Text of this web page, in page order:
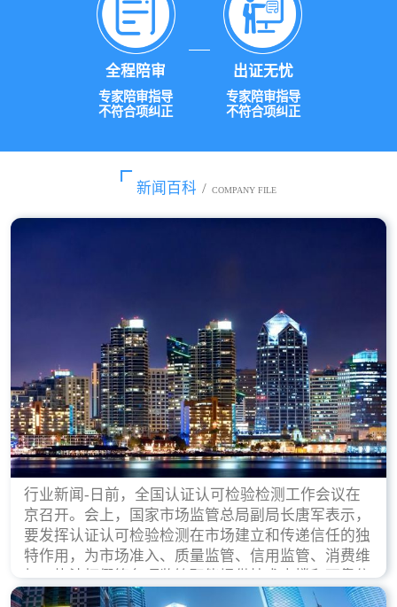
全程陪审
专家陪审指导
不符合项纠正
出证无忧
专家陪审指导
不符合项纠正
新闻百科 / COMPANY FILE
行业新闻-日前，全国认证认可检验检测工作会议在
京召开。会上，国家市场监管总局副局长唐军表示，
要发挥认证认可检验检测在市场建立和传递信任的独
特作用，为市场准入、质量监管、信用监管、消费维
权、执法打假等各项监管职能提供技术支撑和可靠依
据。